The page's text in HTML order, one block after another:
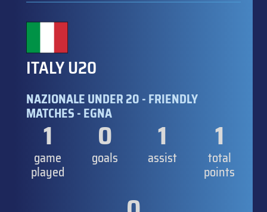
ITALY U20
NAZIONALE UNDER 20 - FRIENDLY
MATCHES - EGNA
1
game
played
0
goals
1
assist
1
total
points